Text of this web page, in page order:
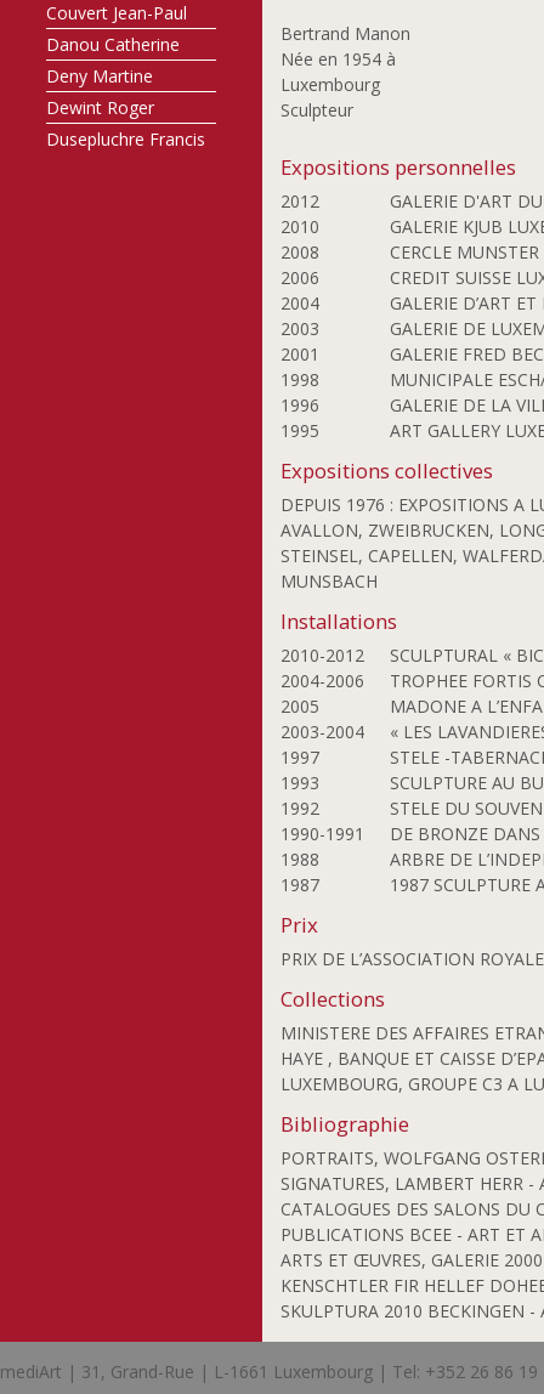
Couvert Jean-Paul
Danou Catherine
Deny Martine
Dewint Roger
Dusepluchre Francis
Bertrand Manon
Née en 1954 à
Luxembourg
Sculpteur
Expositions personnelles
2012
GALERIE D'ART
2010
GALERIE KJUB
2008
CERCLE
2006
CREDIT SUISSE
2004
GALERIE D’ART
2003
GALERIE DE
2001
GALERIE FRED
1998
MUNICIPALE
1996
GALERIE DE LA
1995
ART GALLERY
Expositions collectives
DEPUIS 1976 : EXPOSITIONS A
AVALLON, ZWEIBRUCKEN,
STEINSEL, CAPELLEN,
MUNSBACH
Installations
2010-2012
SCULPTURAL «
2004-2006
TROPHEE FORTIS
2005
MADONE A
2003-2004
« LES
1997
STELE -
1993
SCULPTURE AU
1992
STELE DU
1990-1991
DE BRONZE DANS
1988
ARBRE DE
1987
1987 SCULPTURE
Prix
PRIX DE L’ASSOCIATION
Collections
MINISTERE DES AFFAIRES
HAYE , BANQUE ET CAISSE
LUXEMBOURG, GROUPE C3 A
Bibliographie
PORTRAITS, WOLFGANG
SIGNATURES, LAMBERT HERR
CATALOGUES DES SALONS DU
PUBLICATIONS BCEE - ART ET
ARTS ET ŒUVRES, GALERIE
KENSCHTLER FIR HELLEF
SKULPTURA 2010 BECKINGEN
mediArt | 31, Grand-Rue | L-1661 Luxembourg | Tel: +352 26 86